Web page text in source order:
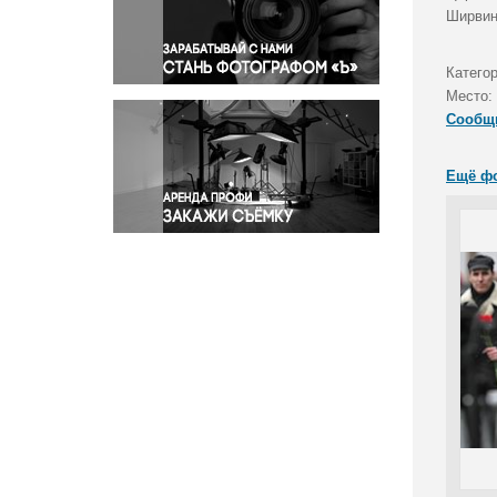
Правосудие
Происшествия и конфликты
Религия
Светская жизнь
Спорт
Экология
Экономика и бизнес
Место:
Ещё